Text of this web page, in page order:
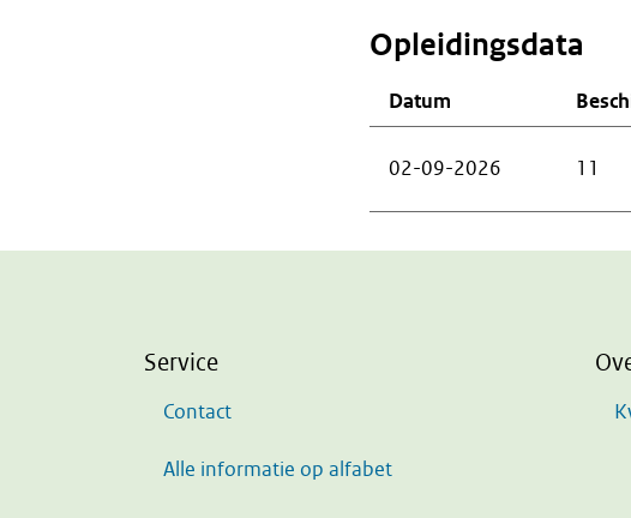
Opleidingsdata
Datum
02-09-2026 11
Service
Contact
Alle informatie op alfabet